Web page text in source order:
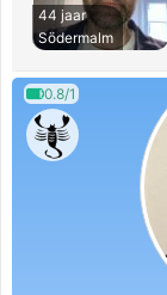
44 jaar
Södermalm
0.8/1